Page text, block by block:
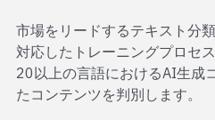
画像検出器
ブラウザ拡張機能
API
市場をリードするテキスト分
対応したトレーニングプロセ
20以上の言語におけるAI生成
たコンテンツを判別します。